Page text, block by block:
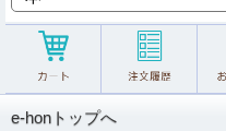
e-honトップへ